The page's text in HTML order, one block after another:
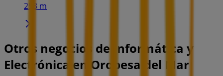
253 m
Otros negocios de Informática y
Electrónica en Oropesa del Mar